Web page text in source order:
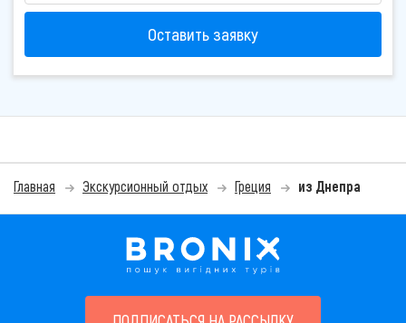
Оставить заявку
Главная Экскурсионный отдых Греция из Днепра